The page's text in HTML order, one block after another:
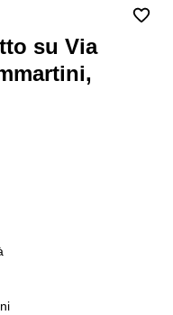
su Via